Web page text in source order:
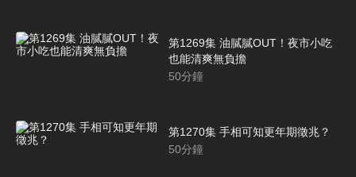
第1269集 油膩膩OUT！夜市小吃
也能清爽無負擔
50分鐘
第1270集 手相可知更年期徵兆？
50分鐘